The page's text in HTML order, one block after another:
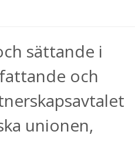
sättande i
och
unionen,